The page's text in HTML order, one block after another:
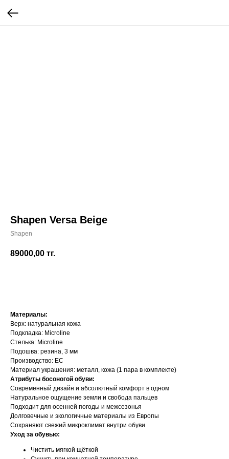
Shapen Versa Beige
Shapen
89000,00 тг.
Материалы:
Верх: натуральная кожа
Подкладка: Microline
Стелька: Microline
Подошва: резина, 3 мм
Производство: ЕС
Материал украшения: металл, кожа (1 пара в комплекте)
Атрибуты босоногой обуви:
Современный дизайн и абсолютный комфорт в одном
Натуральное ощущение земли и свобода пальцев
Подходит для осенней погоды и межсезонья
Долговечные и экологичные материалы из Европы
Сохраняют свежий микроклимат внутри обуви
Уход за обувью:
Чистить мягкой щёткой